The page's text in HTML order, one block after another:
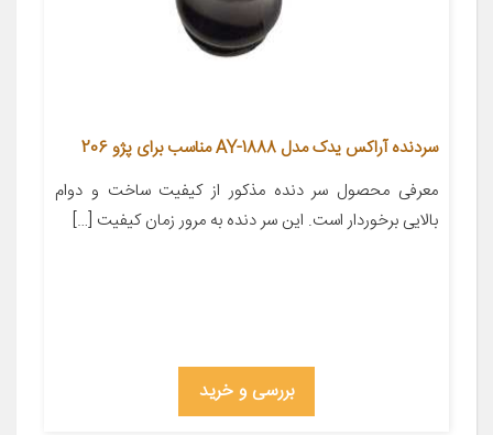
سردنده آراکس یدک مدل AY-1888 مناسب برای پژو 206
معرفی محصول سر دنده مذکور از کیفیت ساخت و دوام
بالایی برخوردار است. این سر دنده به مرور زمان کیفیت […]
بررسی و خرید